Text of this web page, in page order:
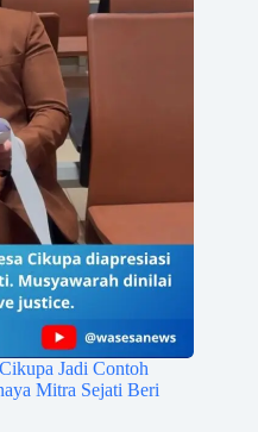
Jadi Contoh
Mitra Sejati Beri